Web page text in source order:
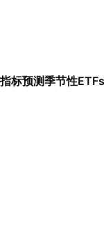
标预测季节性ETFs